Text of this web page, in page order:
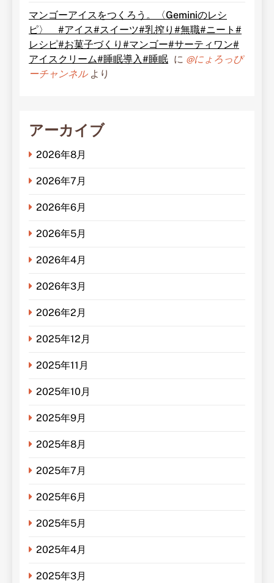
マンゴーアイスをつくろう。〈Geminiのレシ
ピ〉 #アイス#スイーツ#乳搾り#無職#ニート#
レシピ#お菓子づくり#マンゴー#サーティワン#
アイスクリーム#睡眠導入#睡眠 に @にょろっぴ
ーチャンネルより
アーカイブ
2026年8月
2026年7月
2026年6月
2026年5月
2026年4月
2026年3月
2026年2月
2025年12月
2025年11月
2025年10月
2025年9月
2025年8月
2025年7月
2025年6月
2025年5月
2025年4月
2025年3月